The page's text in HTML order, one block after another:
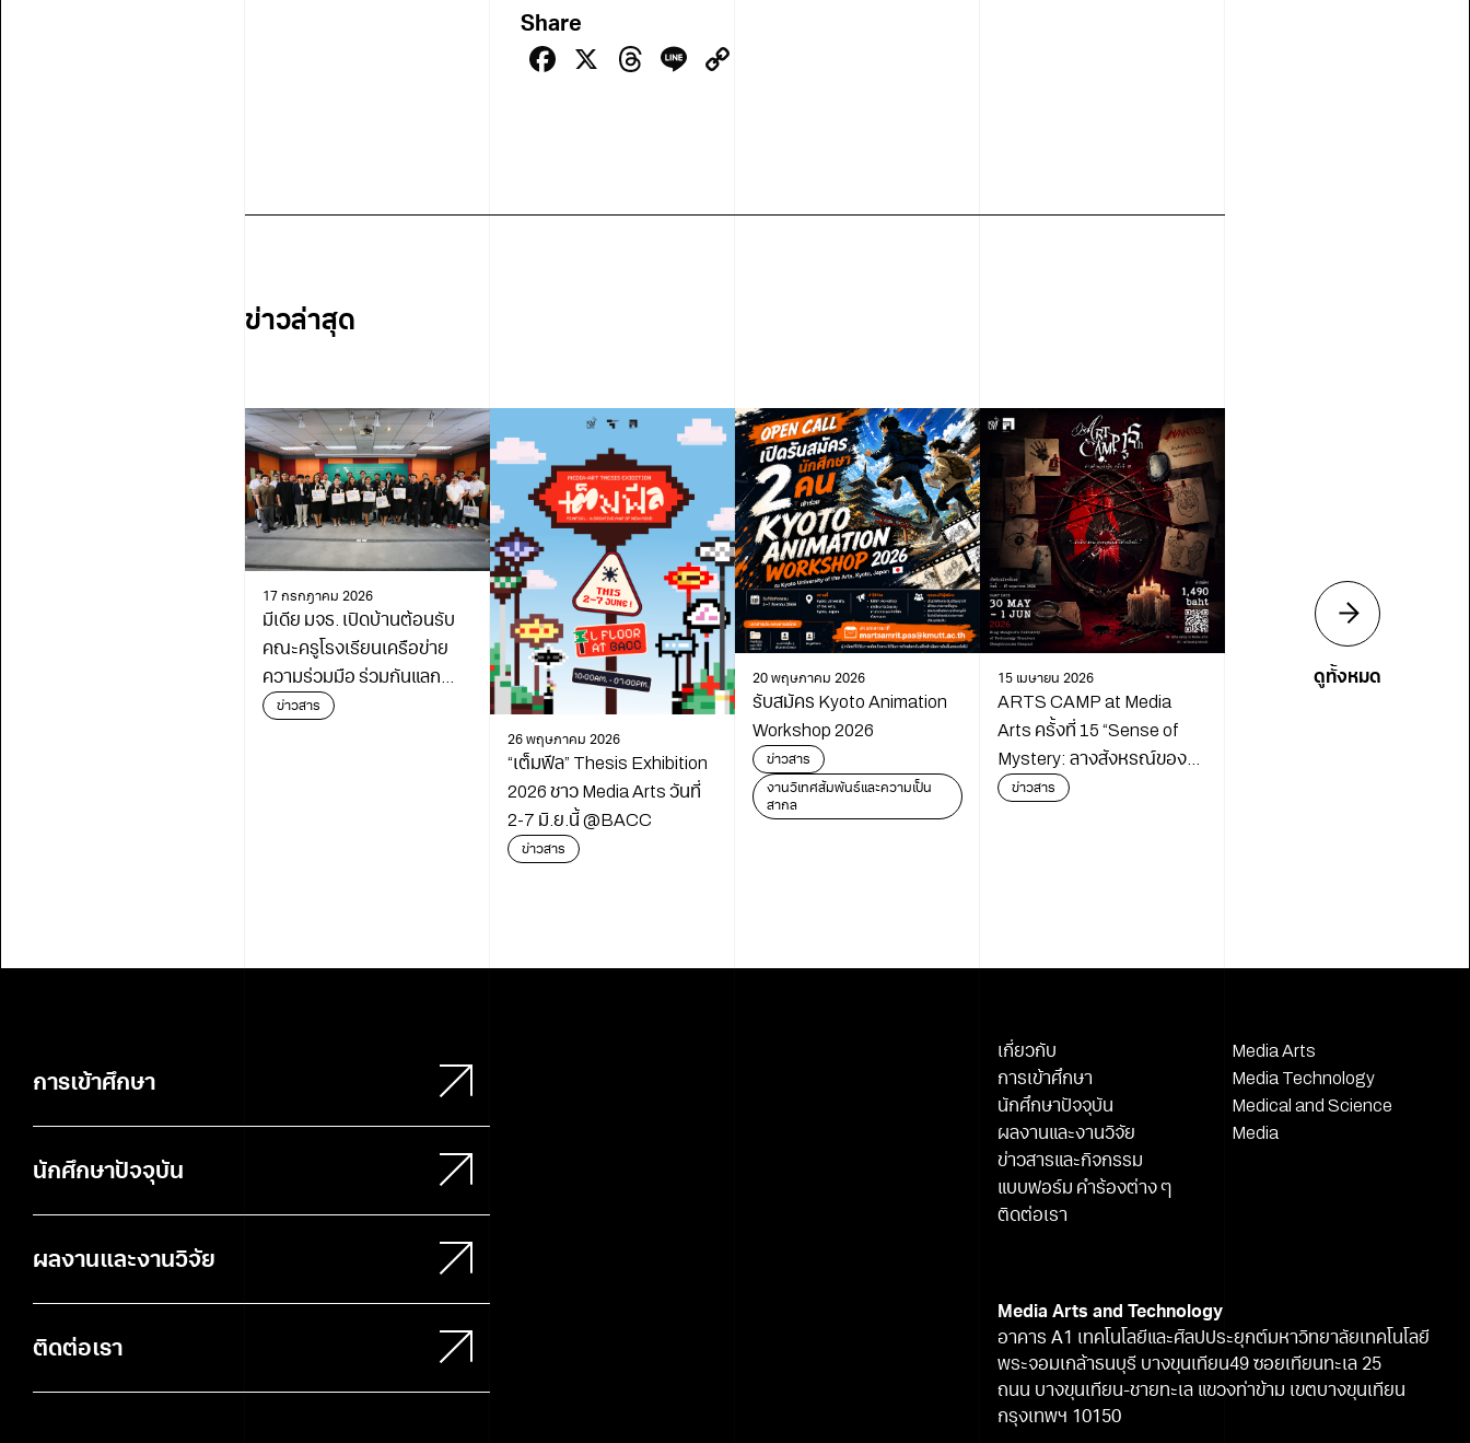
Share
Facebook
X Threads
Line
ข่าวล่าสุด
17 กรกฎาคม 2026
มีเดีย มจธ. เปิดบ้านต้อนรับ
คณะครูโรงเรียนเครือข่าย
ความร่วมมือ ร่วมกันแลก
เปลี่ยนเรียนรู้เดินหน้า
ข่าวสาร
26 พฤษภาคม 2026
“เต็มฟีล” Thesis Exhibition
2026 ชาว Media Arts วันที่
2-7 มิ.ย.นี้ @BACC
ข่าวสาร
20 พฤษภาคม 2026
รับสมัคร Kyoto Animation
Workshop 2026
ข่าวสาร
งานวิเทศสัมพันธ์และความเป็น
สากล
15 เมษายน 2026
ARTS CAMP at Media
Arts ครั้งที่ 15 “Sense of
Mystery: ลางสังหรณ์ของ
นักสืบ”
ข่าวสาร
ดูทั้งหมด
การเข้าศึกษา
นักศึกษาปัจจุบัน
ผลงานและงานวิจัย
ติดต่อเรา
เกี่ยวกับ
การเข้าศึกษา
นักศึกษาปัจจุบัน
ผลงานและงานวิจัย
ข่าวสารและกิจกรรม
แบบฟอร์ม คำร้องต่าง ๆ
ติดต่อเรา
Media Arts
Media Technology
Medical and Science
Media
Media Arts and Technology
อาคาร A1 เทคโนโลยีและศิลปประยุกต์มหาวิทยาลัยเทคโนโลยี
พระจอมเกล้าธนบุรี บางขุนเทียน49 ซอยเทียนทะเล 25
ถนน บางขุนเทียน-ชายทะเล แขวงท่าข้าม เขตบางขุนเทียน
กรุงเทพฯ 10150